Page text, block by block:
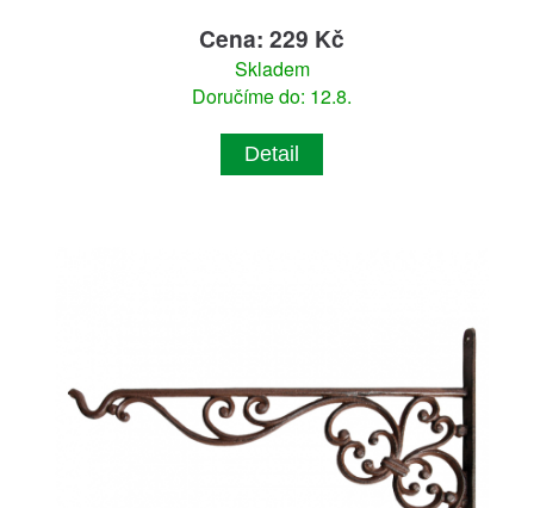
Cena: 229 Kč
Skladem
Doručíme do: 12.8.
Detail